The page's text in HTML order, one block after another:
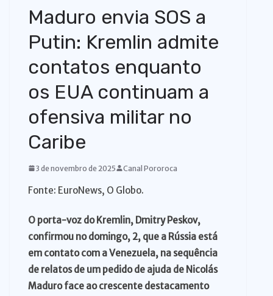
Maduro envia SOS a
Putin: Kremlin admite
contatos enquanto
os EUA continuam a
ofensiva militar no
Caribe
3 de novembro de 2025 Canal Pororoca
Fonte: EuroNews, O Globo.
O porta-voz do Kremlin, Dmitry Peskov,
confirmou no domingo, 2, que a Rússia está
em contato com a Venezuela, na sequência
de relatos de um pedido de ajuda de Nicolás
Maduro face ao crescente destacamento